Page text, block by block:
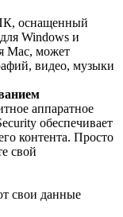
оснащенный
Windows и
Mac, может
видео, музыки
аппаратное
обеспечивает
контента. Просто
свой
свои данные